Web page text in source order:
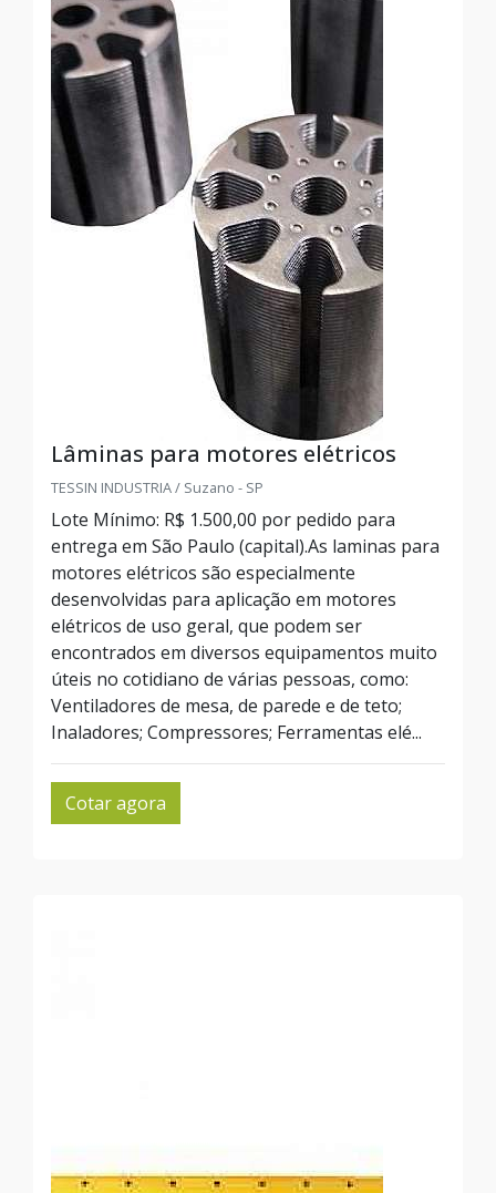
Lâminas para motores elétricos
TESSIN INDUSTRIA / Suzano - SP
Lote Mínimo: R$ 1.500,00 por pedido para
entrega em São Paulo (capital).As laminas para
motores elétricos são especialmente
desenvolvidas para aplicação em motores
elétricos de uso geral, que podem ser
encontrados em diversos equipamentos muito
úteis no cotidiano de várias pessoas, como:
Ventiladores de mesa, de parede e de teto;
Inaladores; Compressores; Ferramentas elé...
Cotar agora